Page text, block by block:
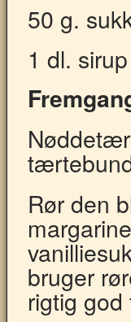
50 g.
1 dl.
Rør den
bruger
rigtig